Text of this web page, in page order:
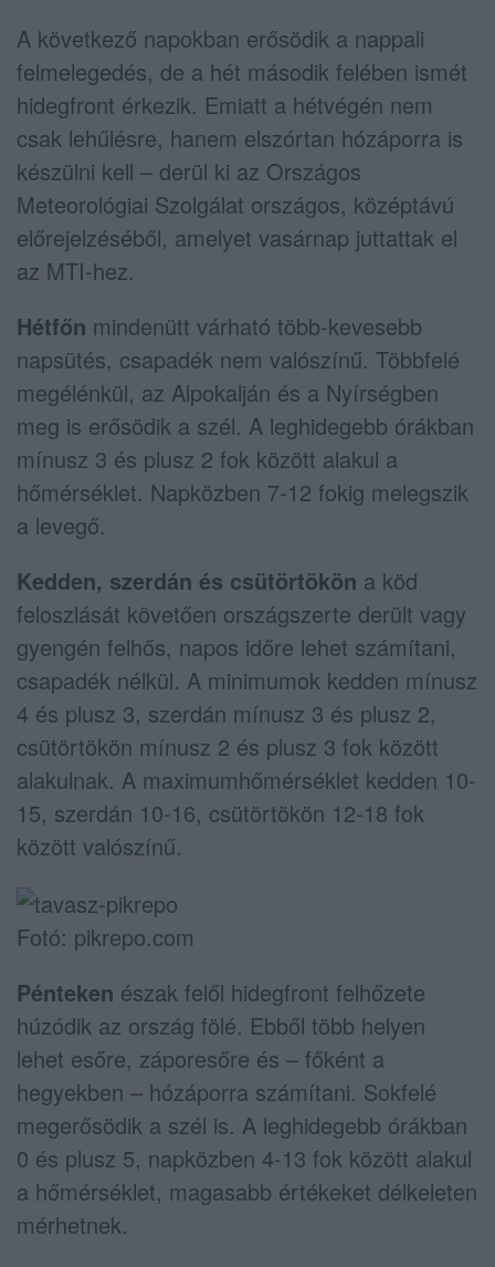
A következő napokban erősödik a nappali
felmelegedés, de a hét második felében ismét
hidegfront érkezik. Emiatt a hétvégén nem
csak lehűlésre, hanem elszórtan hózáporra is
készülni kell – derül ki az Országos
Meteorológiai Szolgálat országos, középtávú
előrejelzéséből, amelyet vasárnap juttattak el
az MTI-hez.
Hétfőn mindenütt várható több-kevesebb
napsütés, csapadék nem valószínű. Többfelé
megélénkül, az Alpokalján és a Nyírségben
meg is erősödik a szél. A leghidegebb órákban
mínusz 3 és plusz 2 fok között alakul a
hőmérséklet. Napközben 7-12 fokig melegszik
a levegő.
Kedden, szerdán és csütörtökön a köd
feloszlását követően országszerte derült vagy
gyengén felhős, napos időre lehet számítani,
csapadék nélkül. A minimumok kedden mínusz
4 és plusz 3, szerdán mínusz 3 és plusz 2,
csütörtökön mínusz 2 és plusz 3 fok között
alakulnak. A maximumhőmérséklet kedden 10-
15, szerdán 10-16, csütörtökön 12-18 fok
között valószínű.
Fotó: pikrepo.com
Pénteken észak felől hidegfront felhőzete
húzódik az ország fölé. Ebből több helyen
lehet esőre, záporesőre és – főként a
hegyekben – hózáporra számítani. Sokfelé
megerősödik a szél is. A leghidegebb órákban
0 és plusz 5, napközben 4-13 fok között alakul
a hőmérséklet, magasabb értékeket délkeleten
mérhetnek.